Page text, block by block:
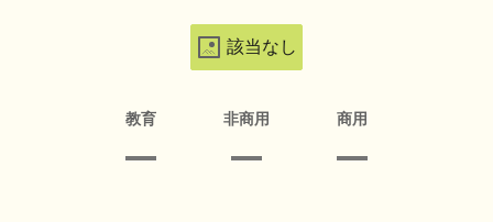
該当なし
教育 非商用 商用